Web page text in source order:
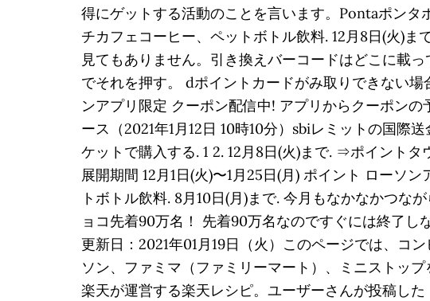
得にゲットする活動のことを言います。Pontaポン
チカフェコーヒー、ペットボトル飲料. 12月8日(火)
見てもありません。引き換えバーコードはどこに載
でそれを押す。 dポイントカードがみ取りできない
ンアプリ限定 クーポン配信中! アプリからクーポン
ース（2021年1月12日 10時10分）sbiレミットの国際
ケットで購入する. 1 2. 12月8日(火)まで. ⇒ポイント
展開期間 12月1日(火)〜1月25日(月) ポイント ローソ
トボトル飲料. 8月10日(月)まで. 今月もなかなかつな
ョコ先着90万名！ 先着90万名なのですぐには終了
更新日：2021年01月19日（火）このページでは、コ
ソン、ファミマ（ファミリーマート）、ミニストッ
楽天が運営する楽天レシピ。ユーザーさんが投稿し